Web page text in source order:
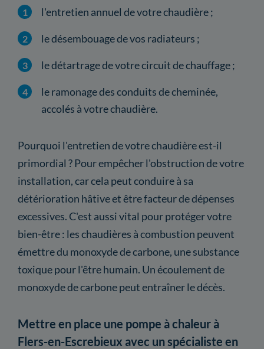
l'entretien annuel de votre chaudière ;
le désembouage de vos radiateurs ;
le détartrage de votre circuit de chauffage ;
le ramonage des conduits de cheminée,
accolés à votre chaudière.
Pourquoi l'entretien de votre chaudière est-il
primordial ? Pour empêcher l'obstruction de votre
installation, car cela peut conduire à sa
détérioration hâtive et être facteur de dépenses
excessives. C'est aussi vital pour protéger votre
bien-être : les chaudières à combustion peuvent
émettre du monoxyde de carbone, une substance
toxique pour l'être humain. Un écoulement de
monoxyde de carbone peut entraîner le décès.
Mettre en place une pompe à chaleur à
Flers-en-Escrebieux avec un spécialiste en